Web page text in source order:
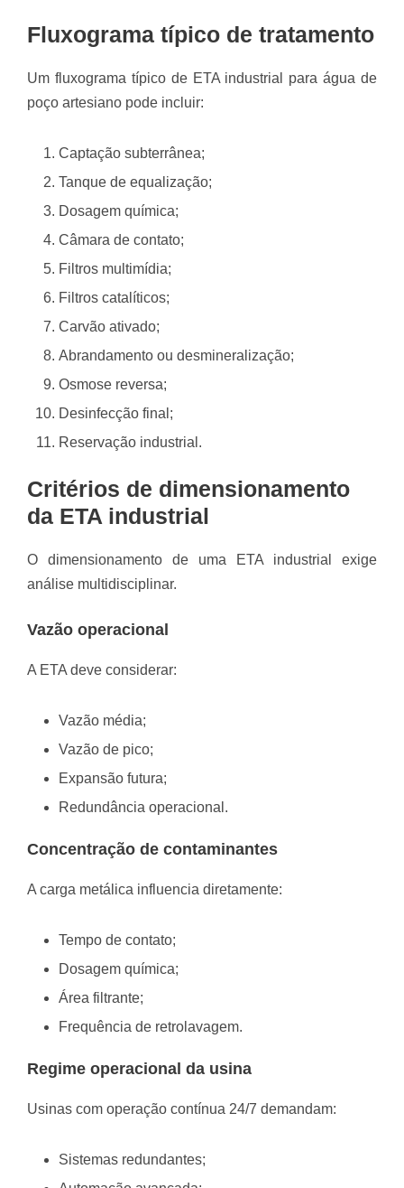
Fluxograma típico de tratamento
Um fluxograma típico de ETA industrial para água de
poço artesiano pode incluir:
Captação subterrânea;
Tanque de equalização;
Dosagem química;
Câmara de contato;
Filtros multimídia;
Filtros catalíticos;
Carvão ativado;
Abrandamento ou desmineralização;
Osmose reversa;
Desinfecção final;
Reservação industrial.
Critérios de dimensionamento
da ETA industrial
O dimensionamento de uma ETA industrial exige
análise multidisciplinar.
Vazão operacional
A ETA deve considerar:
Vazão média;
Vazão de pico;
Expansão futura;
Redundância operacional.
Concentração de contaminantes
A carga metálica influencia diretamente:
Tempo de contato;
Dosagem química;
Área filtrante;
Frequência de retrolavagem.
Regime operacional da usina
Usinas com operação contínua 24/7 demandam:
Sistemas redundantes;